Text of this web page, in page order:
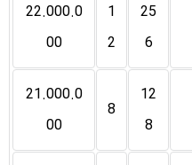
25
6
1
2
22.000.0
00
12
8
8
21.000.0
00